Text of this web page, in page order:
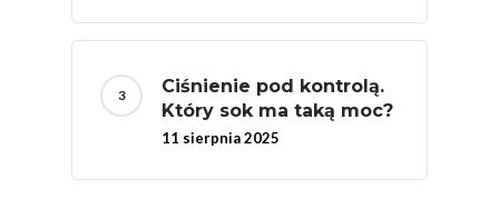
Ciśnienie pod kontrolą.
Który sok ma taką moc?
11 sierpnia 2025
Certyfikowany
Konsumpcji Warzyw